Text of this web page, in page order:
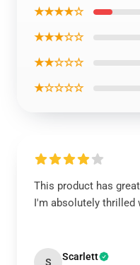
★★★★☆
★★★☆☆
★★☆☆☆
★☆☆☆☆
This product has
I'm absolutely thrilled
S Scarlett